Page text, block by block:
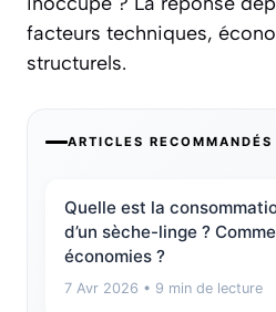
facteurs techniques,
structurels.
ARTICLES RECOMMANDÉS
Quelle est la
d’un sèche-linge ?
économies ?
7 Avr 2026 • 9 min de lecture